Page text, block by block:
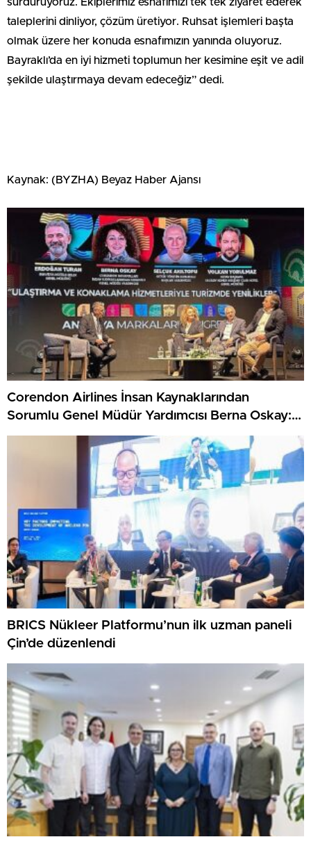
taleplerini dinliyor, çözüm üretiyor. Ruhsat işlemleri başta
olmak üzere her konuda esnafımızın yanında oluyoruz.
Bayraklı’da en iyi hizmeti toplumun her kesimine eşit ve adil
şekilde ulaştırmaya devam edeceğiz” dedi.
Kaynak: (BYZHA) Beyaz Haber Ajansı
Corendon Airlines İnsan Kaynaklarından
Sorumlu Genel Müdür Yardımcısı Berna Oskay:
“Z kuşağına yapılan yatırım, turizmin geleceğine
yapılan yatırımdır”
BRICS Nükleer Platformu’nun ilk uzman paneli
Çin’de düzenlendi